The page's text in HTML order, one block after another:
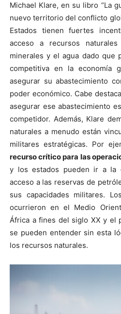
Michael Klare, en su libro “La
nuevo territorio del conflicto
Estados tienen fuertes
acceso a recursos
minerales y el agua dado que
competitiva en la economía
asegurar su abastecimiento
poder económico. Cabe
asegurar ese abastecimiento
competidor. Además, Klare
naturales a menudo están
militares estratégicas. Por
recurso crítico para las
y los estados pueden ir a la
acceso a las reservas de
sus capacidades militares.
ocurrieron en el Medio
África a fines del siglo XX y el
se pueden entender sin esta
los recursos naturales.